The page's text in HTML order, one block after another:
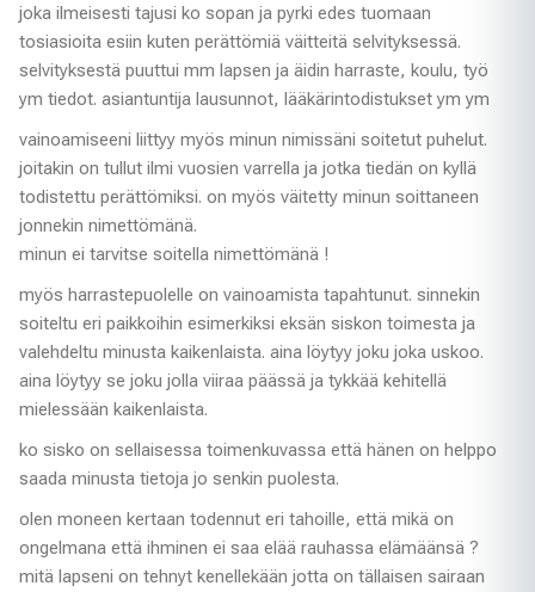
joka ilmeisesti tajusi ko sopan ja pyrki edes tuomaan
tosiasioita esiin kuten perättömiä väitteitä selvityksessä.
selvityksestä puuttui mm lapsen ja äidin harraste, koulu, työ
ym tiedot. asiantuntija lausunnot, lääkärintodistukset ym ym
vainoamiseeni liittyy myös minun nimissäni soitetut puhelut.
joitakin on tullut ilmi vuosien varrella ja jotka tiedän on kyllä
todistettu perättömiksi. on myös väitetty minun soittaneen
jonnekin nimettömänä.
minun ei tarvitse soitella nimettömänä !
myös harrastepuolelle on vainoamista tapahtunut. sinnekin
soiteltu eri paikkoihin esimerkiksi eksän siskon toimesta ja
valehdeltu minusta kaikenlaista. aina löytyy joku joka uskoo.
aina löytyy se joku jolla viiraa päässä ja tykkää kehitellä
mielessään kaikenlaista.
ko sisko on sellaisessa toimenkuvassa että hänen on helppo
saada minusta tietoja jo senkin puolesta.
olen moneen kertaan todennut eri tahoille, että mikä on
ongelmana että ihminen ei saa elää rauhassa elämäänsä ?
mitä lapseni on tehnyt kenellekään jotta on tällaisen sairaan